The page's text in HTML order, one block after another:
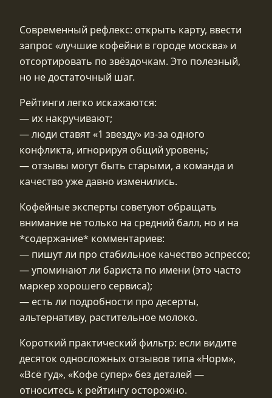
Современный рефлекс: открыть карту, ввести
запрос «лучшие кофейни в городе москва» и
отсортировать по звёздочкам. Это полезный,
но не достаточный шаг.
Рейтинги легко искажаются:
— их накручивают;
— люди ставят «1 звезду» из‑за одного
конфликта, игнорируя общий уровень;
— отзывы могут быть старыми, а команда и
качество уже давно изменились.
Кофейные эксперты советуют обращать
внимание не только на средний балл, но и на
*содержание* комментариев:
— пишут ли про стабильное качество эспрессо;
— упоминают ли бариста по имени (это часто
маркер хорошего сервиса);
— есть ли подробности про десерты,
альтернативу, растительное молоко.
Короткий практический фильтр: если видите
десяток односложных отзывов типа «Норм»,
«Всё гуд», «Кофе супер» без деталей —
относитесь к рейтингу осторожно.